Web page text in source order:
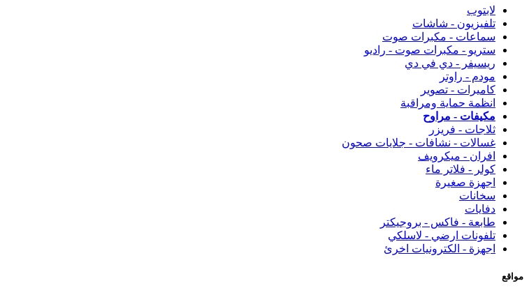
لابتوب
تلفيزيون - شاشات
سماعات - مكبرات صوت
ستريو - مكبرات صوت - راديو
ريسيفر - دي في دي
مودم - راوتر
كاميرات - تصوير
انظمة حماية ومراقبة
مكيفات - مراوح
ثلاجات - فريزر
غسالات - نشافات - جلايات صحون
افران - ميكرويف
كولر - فلاتر ماء
اجهزة صغيرة
سخانات
دفايات
طابعة - فاكس - بروجيكتر
تلفونات ارضي - لاسلكي
اجهزة - الكترونيات اخرئ
مواقع